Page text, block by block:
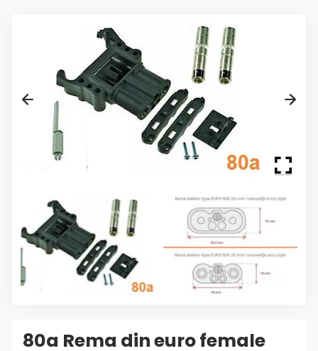
Previous Next
80a Rema din euro female